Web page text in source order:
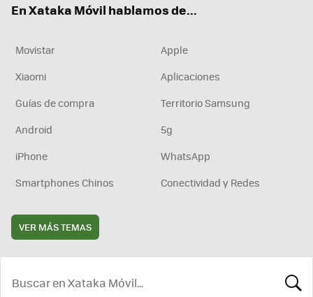
En Xataka Móvil hablamos de...
Movistar
Apple
Xiaomi
Aplicaciones
Guías de compra
Territorio Samsung
Android
5g
iPhone
WhatsApp
Smartphones Chinos
Conectividad y Redes
VER MÁS TEMAS